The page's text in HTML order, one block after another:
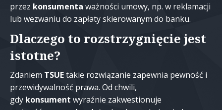
przez konsumenta ważności umowy, np. w reklamacji
lub wezwaniu do zapłaty skierowanym do banku.
Dlaczego to rozstrzygnięcie jest
istotne?
Zdaniem TSUEtakie rozwiązanie zapewnia pewność i
przewidywalność prawa. Od chwili,
gdy konsument wyraźnie zakwestionuje